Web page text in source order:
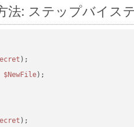
法: ステップバイス
$NewFile);